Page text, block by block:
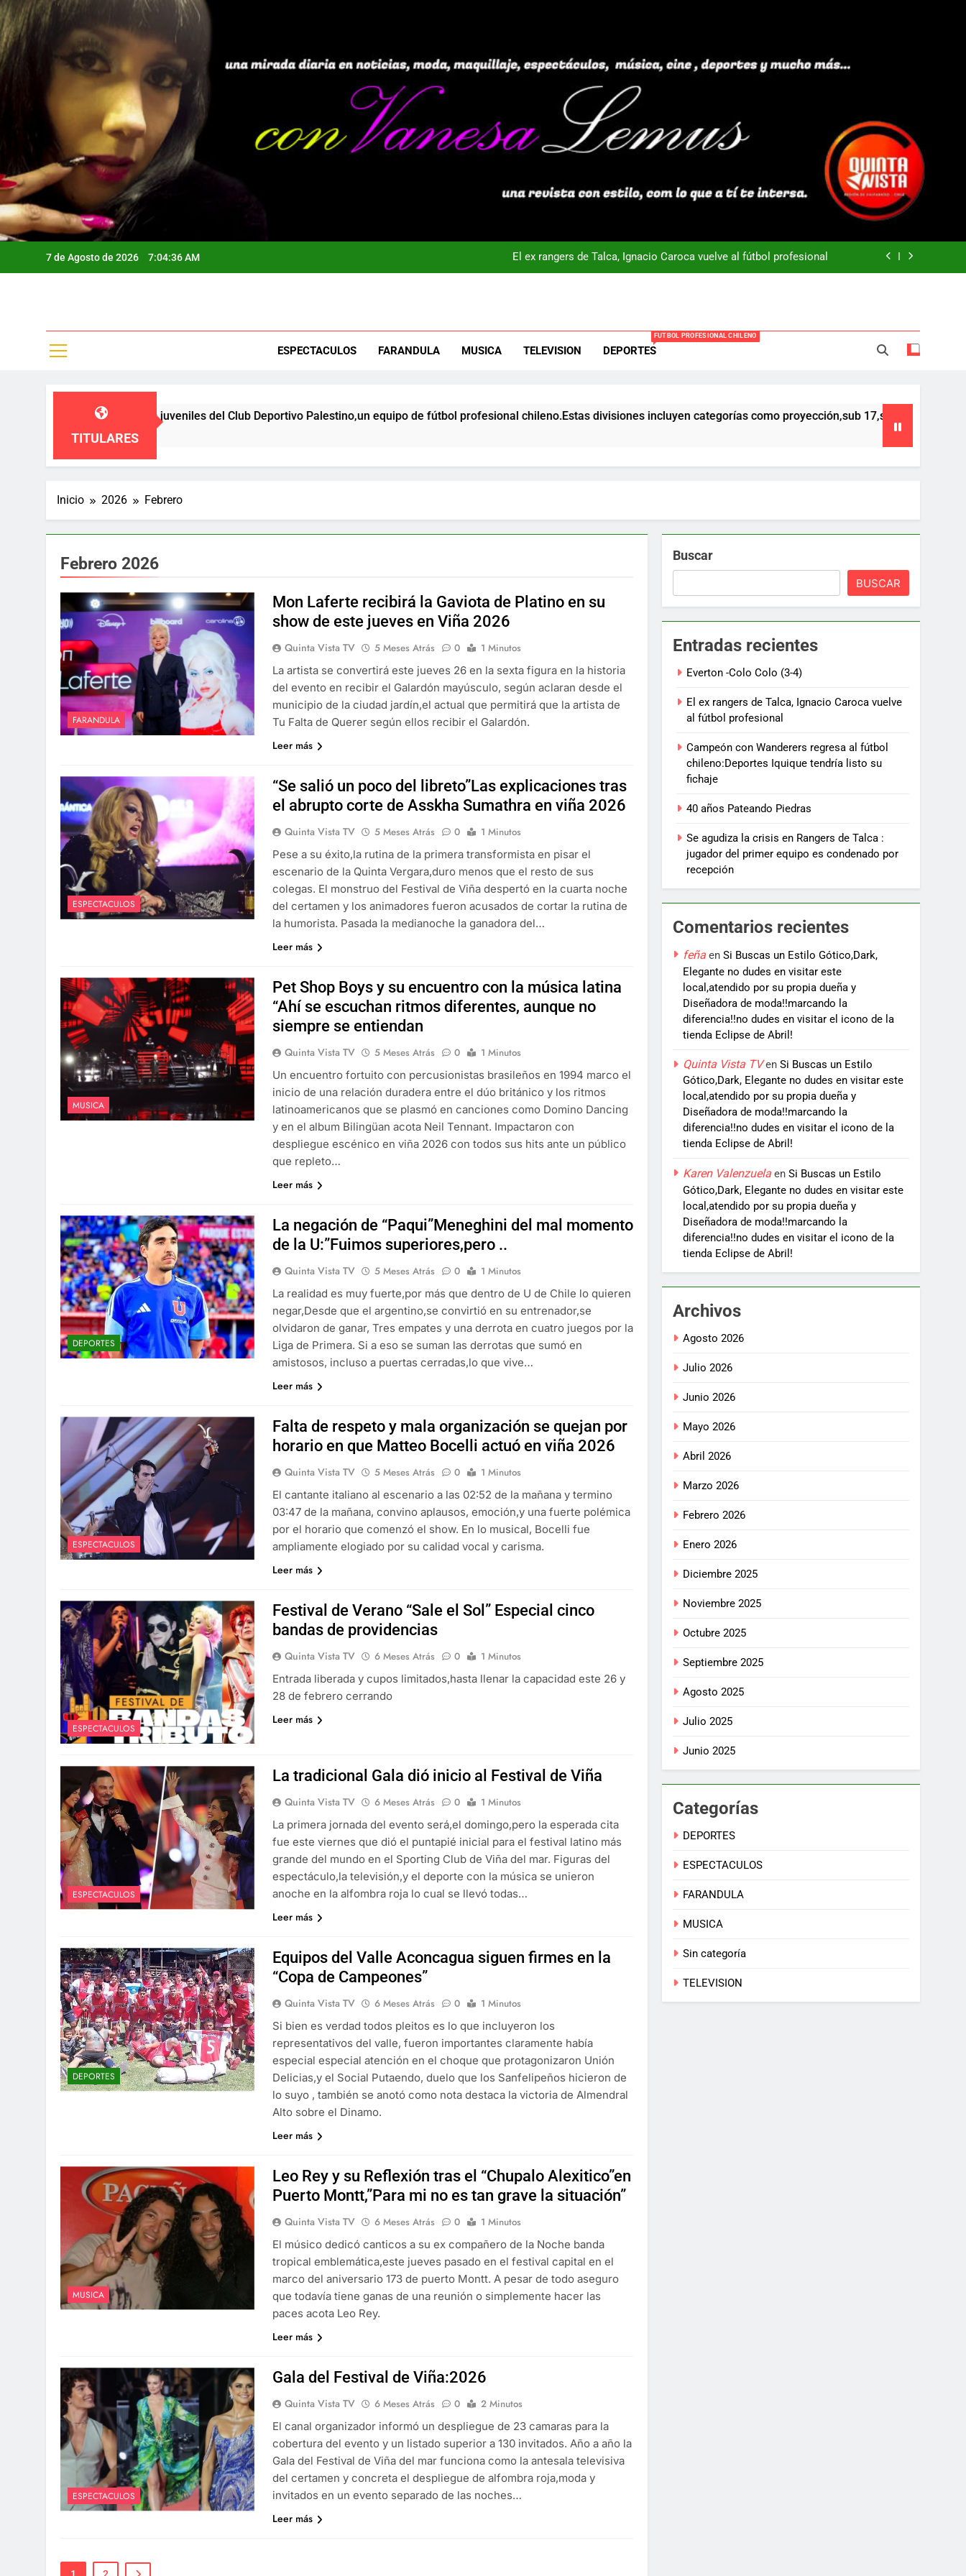
Saltar
al
contenido
7 de Agosto de 2026 7:04:37 AM
40 años Pateando Piedras
El ex rangers de Talca, Ignacio Caroca vuelve al fútbol profesional
Campeón con Wanderers regresa al fútbol chileno:Deportes Iquique tendría listo su fichaje
ESPECTACULOS FARANDULA MUSICA TELEVISION DEPORTES
FUTBOL PROFESIONAL CHILENO
TITULARES
a las diviciones juveniles del Club Deportivo Palestino,un equipo de fútbol profesional chileno.Estas divisiones incluyen categorías como proyección,sub 17,sub 16 y sub 15 ,que
Inicio 2026 Febrero
Febrero 2026
FARANDULA
Mon Laferte recibirá la Gaviota de Platino en su
show de este jueves en Viña 2026
Quinta Vista TV 5 Meses Atrás 0
1 Minutos
La artista se convertirá este jueves 26 en la sexta figura en la historia
del evento en recibir el Galardón mayúsculo, según aclaran desde el
municipio de la ciudad jardín,el actual que permitirá que la artista de
Tu Falta de Querer según ellos recibir el Galardón.
Leer más
ESPECTACULOS
“Se salió un poco del libreto”Las explicaciones tras
el abrupto corte de Asskha Sumathra en viña 2026
Quinta Vista TV 5 Meses Atrás 0
1 Minutos
Pese a su éxito,la rutina de la primera transformista en pisar el
escenario de la Quinta Vergara,duro menos que el resto de sus
colegas. El monstruo del Festival de Viña despertó en la cuarta noche
del certamen y los animadores fueron acusados de cortar la rutina de
la humorista. Pasada la medianoche la ganadora del…
Leer más
MUSICA
Pet Shop Boys y su encuentro con la música latina
“Ahí se escuchan ritmos diferentes, aunque no
siempre se entiendan
Quinta Vista TV 5 Meses Atrás 0
1 Minutos
Un encuentro fortuito con percusionistas brasileños en 1994 marco el
inicio de una relación duradera entre el dúo británico y los ritmos
latinoamericanos que se plasmó en canciones como Domino Dancing
y en el album Bilingüan acota Neil Tennant. Impactaron con
despliegue escénico en viña 2026 con todos sus hits ante un público
que repleto…
Leer más
DEPORTES
La negación de “Paqui”Meneghini del mal momento
de la U:”Fuimos superiores,pero ..
Quinta Vista TV 5 Meses Atrás 0
1 Minutos
La realidad es muy fuerte,por más que dentro de U de Chile lo quieren
negar,Desde que el argentino,se convirtió en su entrenador,se
olvidaron de ganar, Tres empates y una derrota en cuatro juegos por la
Liga de Primera. Si a eso se suman las derrotas que sumó en
amistosos, incluso a puertas cerradas,lo que vive…
Leer más
ESPECTACULOS
Falta de respeto y mala organización se quejan por
horario en que Matteo Bocelli actuó en viña 2026
Quinta Vista TV 5 Meses Atrás 0
1 Minutos
El cantante italiano al escenario a las 02:52 de la mañana y termino
03:47 de la mañana, convino aplausos, emoción,y una fuerte polémica
por el horario que comenzó el show. En lo musical, Bocelli fue
ampliamente elogiado por su calidad vocal y carisma.
Leer más
ESPECTACULOS
Festival de Verano “Sale el Sol” Especial cinco
bandas de providencias
Quinta Vista TV 6 Meses Atrás 0
1 Minutos
Entrada liberada y cupos limitados,hasta llenar la capacidad este 26 y
28 de febrero cerrando
Leer más
ESPECTACULOS
La tradicional Gala dió inicio al Festival de Viña
Quinta Vista TV 6 Meses Atrás 0
1 Minutos
La primera jornada del evento será,el domingo,pero la esperada cita
fue este viernes que dió el puntapié inicial para el festival latino más
grande del mundo en el Sporting Club de Viña del mar. Figuras del
espectáculo,la televisión,y el deporte con la música se unieron
anoche en la alfombra roja lo cual se llevó todas…
Leer más
DEPORTES
Equipos del Valle Aconcagua siguen firmes en la
“Copa de Campeones”
Quinta Vista TV 6 Meses Atrás 0
1 Minutos
Si bien es verdad todos pleitos es lo que incluyeron los
representativos del valle, fueron importantes claramente había
especial especial atención en el choque que protagonizaron Unión
Delicias,y el Social Putaendo, duelo que los Sanfelipeños hicieron de
lo suyo , también se anotó como nota destaca la victoria de Almendral
Alto sobre el Dinamo.
Leer más
MUSICA
Leo Rey y su Reflexión tras el “Chupalo Alexitico”en
Puerto Montt,”Para mi no es tan grave la situación”
Quinta Vista TV 6 Meses Atrás 0
1 Minutos
El músico dedicó canticos a su ex compañero de la Noche banda
tropical emblemática,este jueves pasado en el festival capital en el
marco del aniversario 173 de puerto Montt. A pesar de todo aseguro
que todavía tiene ganas de una reunión o simplemente hacer las
paces acota Leo Rey.
Leer más
ESPECTACULOS
Gala del Festival de Viña:2026
Quinta Vista TV 6 Meses Atrás 0
2 Minutos
El canal organizador informó un despliegue de 23 camaras para la
cobertura del evento y un listado superior a 130 invitados. Año a año la
Gala del Festival de Viña del mar funciona como la antesala televisiva
del certamen y concreta el despliegue de alfombra roja,moda y
invitados en un evento separado de las noches…
Leer más
Buscar
BUSCAR
Entradas recientes
Everton -Colo Colo (3-4)
El ex rangers de Talca, Ignacio Caroca vuelve
al fútbol profesional
Campeón con Wanderers regresa al fútbol
chileno:Deportes Iquique tendría listo su
fichaje
40 años Pateando Piedras
Se agudiza la crisis en Rangers de Talca :
jugador del primer equipo es condenado por
recepción
Comentarios recientes
feña enSi Buscas un Estilo Gótico,Dark,
Elegante no dudes en visitar este
local,atendido por su propia dueña y
Diseñadora de moda!!marcando la
diferencia!!no dudes en visitar el icono de la
tienda Eclipse de Abril!
Quinta Vista TVenSi Buscas un Estilo
Gótico,Dark, Elegante no dudes en visitar este
local,atendido por su propia dueña y
Diseñadora de moda!!marcando la
diferencia!!no dudes en visitar el icono de la
tienda Eclipse de Abril!
Karen Valenzuela enSi Buscas un Estilo
Gótico,Dark, Elegante no dudes en visitar este
local,atendido por su propia dueña y
Diseñadora de moda!!marcando la
diferencia!!no dudes en visitar el icono de la
tienda Eclipse de Abril!
Archivos
Agosto 2026
Julio 2026
Junio 2026
Mayo 2026
Abril 2026
Marzo 2026
Febrero 2026
Enero 2026
Diciembre 2025
Noviembre 2025
Octubre 2025
Septiembre 2025
Agosto 2025
Julio 2025
Junio 2025
Categorías
DEPORTES
ESPECTACULOS
FARANDULA
MUSICA
Sin categoría
TELEVISION